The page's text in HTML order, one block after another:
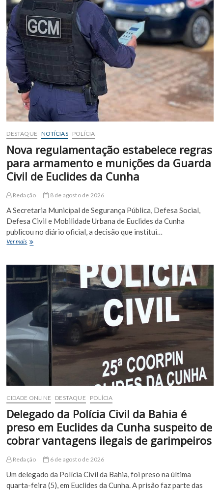
DESTAQUE NOTÍCIAS POLÍCIA
Nova regulamentação estabelece regras
para armamento e munições da Guarda
Civil de Euclides da Cunha
Redação 8 de agosto de 2026
A Secretaria Municipal de Segurança Pública, Defesa Social,
Defesa Civil e Mobilidade Urbana de Euclides da Cunha
publicou no diário oficial, a decisão que institui…
Ver maisNova
regras
para
armamento
munições
da
Guarda
Civil
de
CIDADE ONLINE DESTAQUE POLÍCIA
Delegado da Polícia Civil da Bahia é
preso em Euclides da Cunha suspeito de
cobrar vantagens ilegais de garimpeiros
Redação 6 de agosto de 2026
Um delegado da Polícia Civil da Bahia, foi preso na última
quarta-feira (5), em Euclides da Cunha. A prisão faz parte das